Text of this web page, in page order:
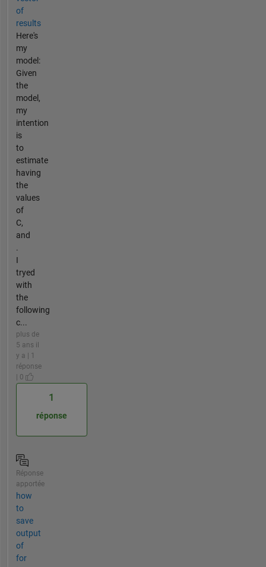
of
results
Here's
my
model:
Given
the
model,
my
intention
is
to
estimate
having
the
values
of
C,
and
.
I
tryed
with
the
following
c...
plus de
5 ans il
y a | 1
réponse
| 0
1
réponse
Réponse
apportée
how
to
save
output
of
for